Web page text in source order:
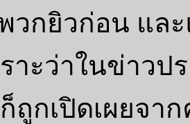
วกยิวก่อน แล
ราะว่าในข่าว
ก็ถูกเปิดเผยจ